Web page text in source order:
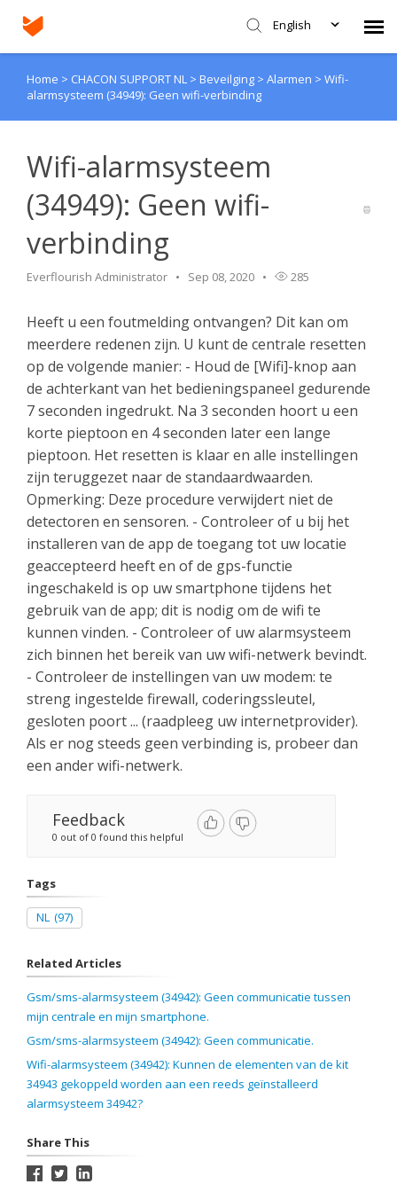
English
Agent Portal
Login
Home > CHACON SUPPORT NL > Beveilging > Alarmen > Wifi-
alarmsysteem (34949): Geen wifi-verbinding
Wifi-alarmsysteem
(34949): Geen wifi-
verbinding
Everflourish Administrator Sep 08, 2020 285
Heeft u een foutmelding ontvangen? Dit kan om
meerdere redenen zijn. U kunt de centrale resetten
op de volgende manier: - Houd de [Wifi]-knop aan
de achterkant van het bedieningspaneel gedurende
7 seconden ingedrukt. Na 3 seconden hoort u een
korte pieptoon en 4 seconden later een lange
pieptoon. Het resetten is klaar en alle instellingen
zijn teruggezet naar de standaardwaarden.
Opmerking: Deze procedure verwijdert niet de
detectoren en sensoren. - Controleer of u bij het
installeren van de app de toegang tot uw locatie
geaccepteerd heeft en of de gps-functie
ingeschakeld is op uw smartphone tijdens het
gebruik van de app; dit is nodig om de wifi te
kunnen vinden. - Controleer of uw alarmsysteem
zich binnen het bereik van uw wifi-netwerk bevindt.
- Controleer de instellingen van uw modem: te
streng ingestelde firewall, coderingssleutel,
gesloten poort ... (raadpleeg uw internetprovider).
Als er nog steeds geen verbinding is, probeer dan
een ander wifi-netwerk.
Feedback
0 out of 0 found this helpful
Tags
NL (97)
Related Articles
Gsm/sms-alarmsysteem (34942): Geen communicatie tussen
mijn centrale en mijn smartphone.
Gsm/sms-alarmsysteem (34942): Geen communicatie.
Wifi-alarmsysteem (34942): Kunnen de elementen van de kit
34943 gekoppeld worden aan een reeds geïnstalleerd
alarmsysteem 34942?
Share This